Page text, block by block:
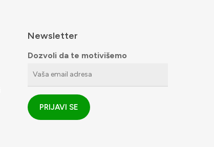
Newsletter
Dozvoli da te motivišemo